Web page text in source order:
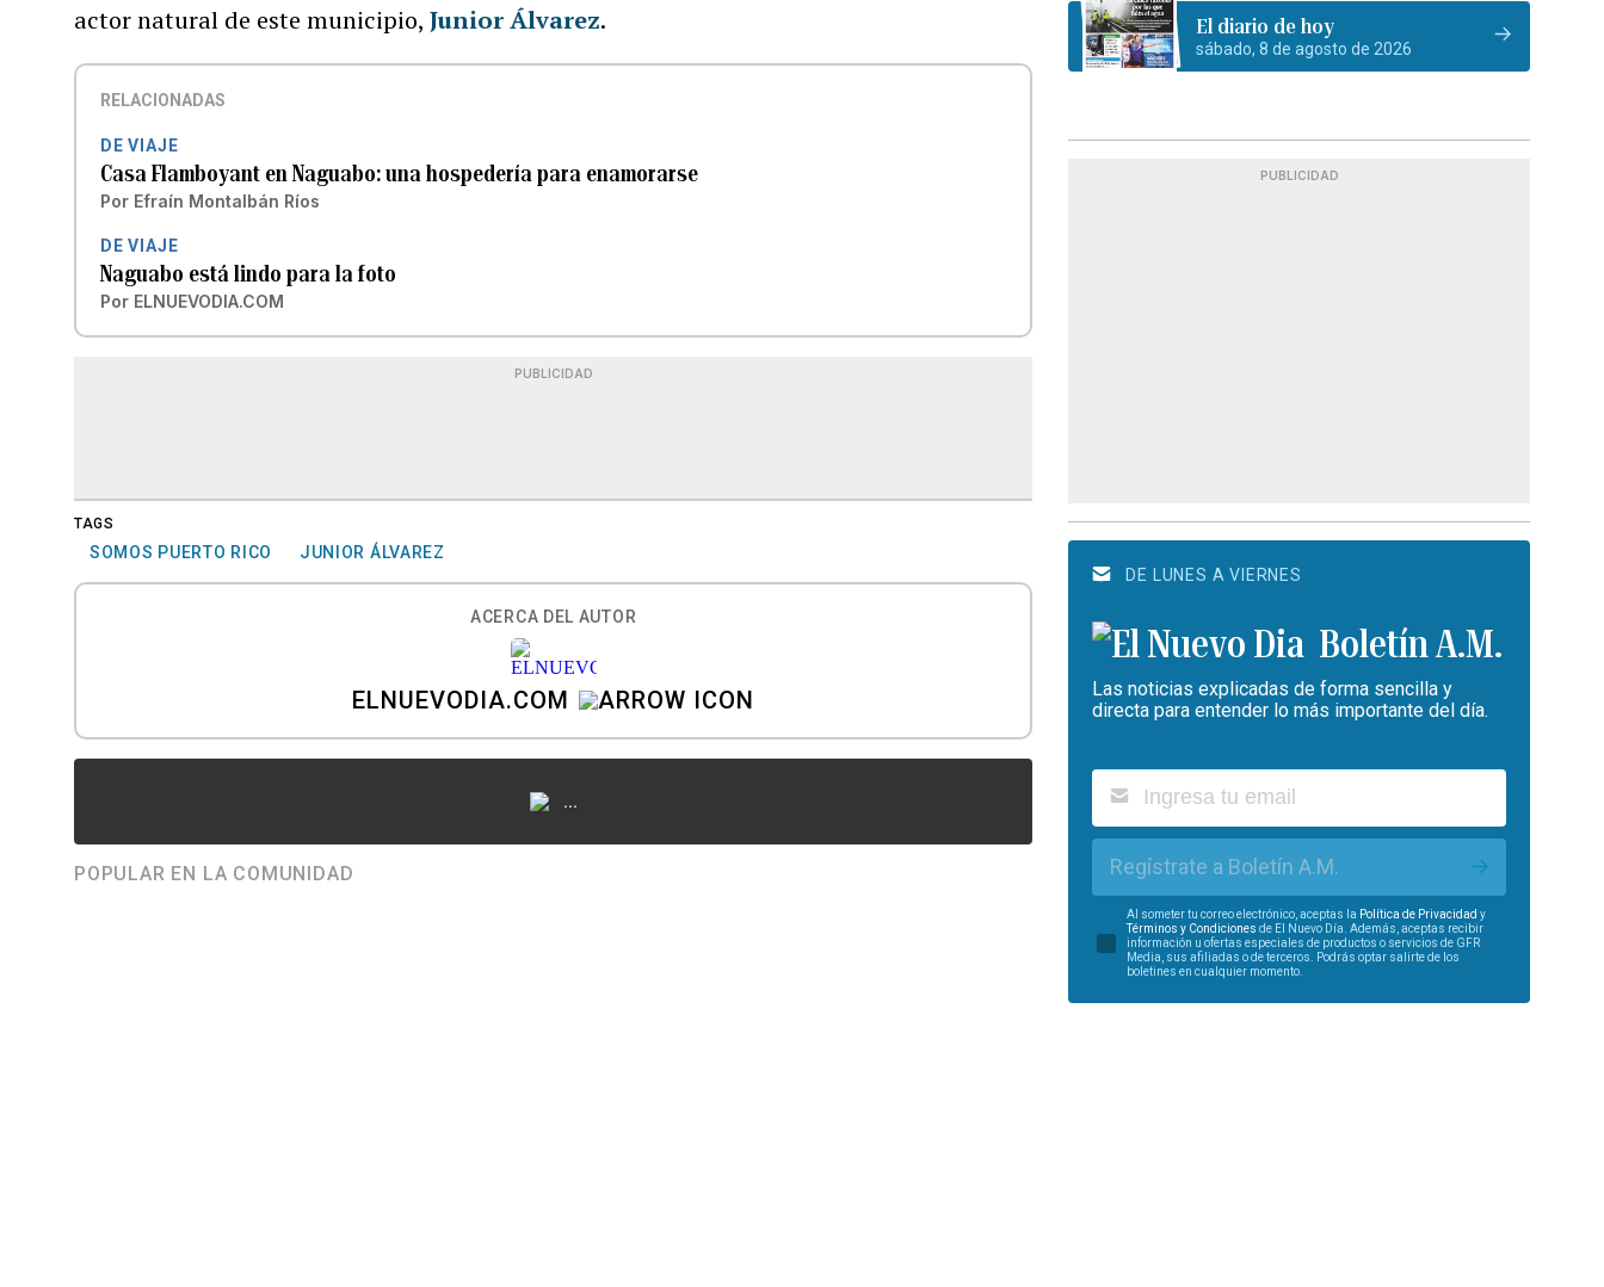
actor natural de este municipio,Junior Álvarez.
RELACIONADAS
DE VIAJE
Casa Flamboyant en Naguabo: una hospedería para enamorarse
Por Efraín Montalbán Ríos
DE VIAJE
Naguabo está lindo para la foto
Por ELNUEVODIA.COM
PUBLICIDAD
TAGS
SOMOS PUERTO RICO JUNIOR ÁLVAREZ
ACERCA DEL AUTOR
ELNUEVODIA.COM
...
POPULAR EN LA COMUNIDAD
El diario de hoy
sábado, 8 de agosto de 2026
PUBLICIDAD
DE LUNES A VIERNES
Boletín A.M.
Las noticias explicadas de forma sencilla y
directa para entender lo más importante del día.
Regístrate a Boletín A.M.
Al someter tu correo electrónico, aceptas la Política de Privacidad y
Términos y Condiciones de El Nuevo Día. Además, aceptas recibir
información u ofertas especiales de productos o servicios de GFR
Media, sus afiliadas o de terceros. Podrás optar salirte de los
boletines en cualquier momento.